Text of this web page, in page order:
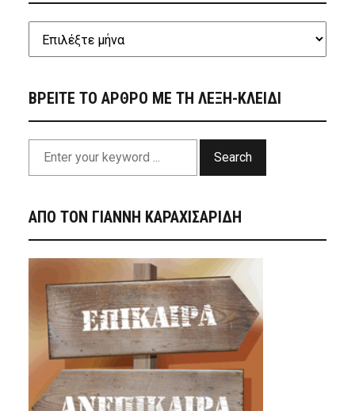
ΒΡΕΙΤΕ ΤΟ ΑΡΘΡΟ ΜΕ ΤΗ ΛΕΞΗ-ΚΛΕΙΔΙ
Search
ΑΠΟ ΤΟΝ ΓΙΑΝΝΗ ΚΑΡΑΧΙΣΑΡΙΔΗ